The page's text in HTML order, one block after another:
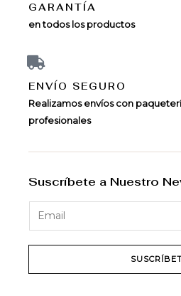
GARANTÍA
en todos los productos
ENVÍ­O SEGURO
Realizamos envíos con
profesionales
Suscríbete a Nuestro